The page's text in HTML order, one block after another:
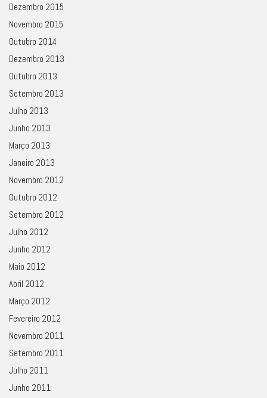
Dezembro 2015
Novembro 2015
Outubro 2014
Dezembro 2013
Outubro 2013
Setembro 2013
Julho 2013
Junho 2013
Março 2013
Janeiro 2013
Novembro 2012
Outubro 2012
Setembro 2012
Julho 2012
Junho 2012
Maio 2012
Abril 2012
Março 2012
Fevereiro 2012
Novembro 2011
Setembro 2011
Julho 2011
Junho 2011